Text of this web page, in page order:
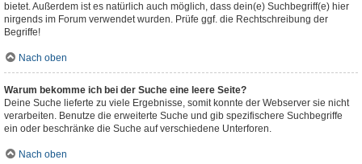
bietet. Außerdem ist es natürlich auch möglich, dass dein(e) Suchbegriff(e) hier
nirgends im Forum verwendet wurden. Prüfe ggf. die Rechtschreibung der
Begriffe!
Nach oben
Warum bekomme ich bei der Suche eine leere Seite?
Deine Suche lieferte zu viele Ergebnisse, somit konnte der Webserver sie nicht
verarbeiten. Benutze die erweiterte Suche und gib spezifischere Suchbegriffe
ein oder beschränke die Suche auf verschiedene Unterforen.
Nach oben